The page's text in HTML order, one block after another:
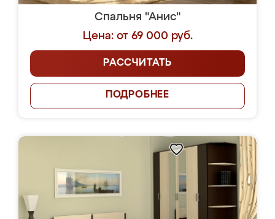
Спальня "Анис"
Цена: от 69 000 руб.
РАССЧИТАТЬ
ПОДРОБНЕЕ